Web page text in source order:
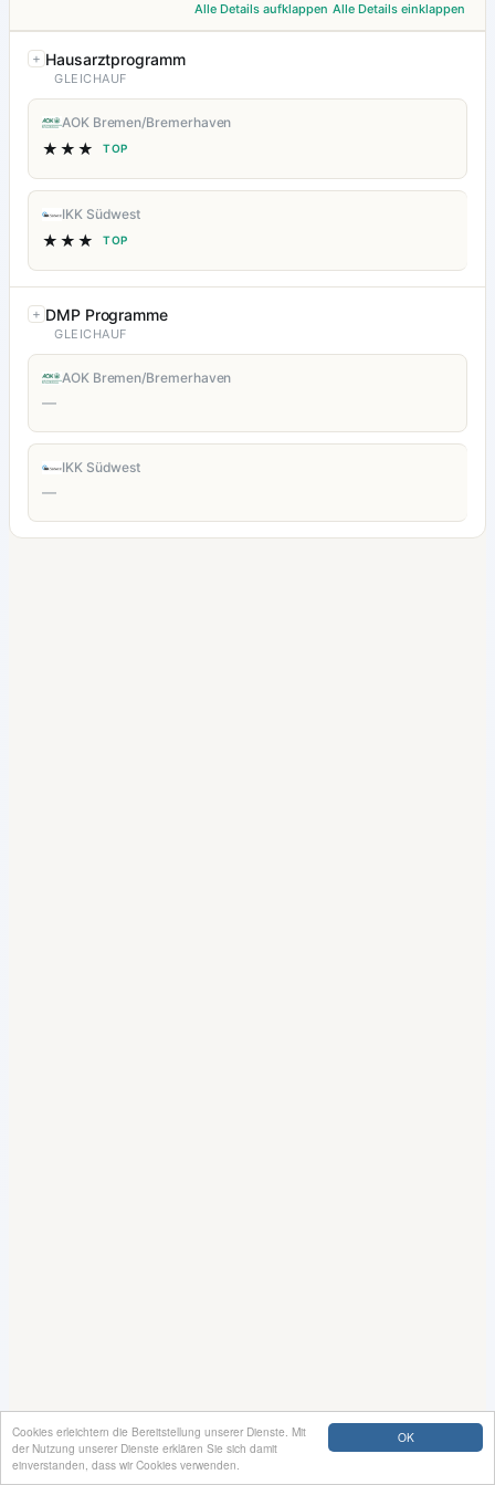
OK
Cookies erleichtern die Bereitstellung unserer Dienste. Mit
der Nutzung unserer Dienste erklären Sie sich damit
einverstanden, dass wir Cookies verwenden.
Alle Details aufklappen Alle Details einklappen
Hausarztprogramm
GLEICHAUF
AOK Bremen/Bremerhaven
★★★ TOP
IKK Südwest
★★★ TOP
DMP Programme
GLEICHAUF
AOK Bremen/Bremerhaven
—
IKK Südwest
—